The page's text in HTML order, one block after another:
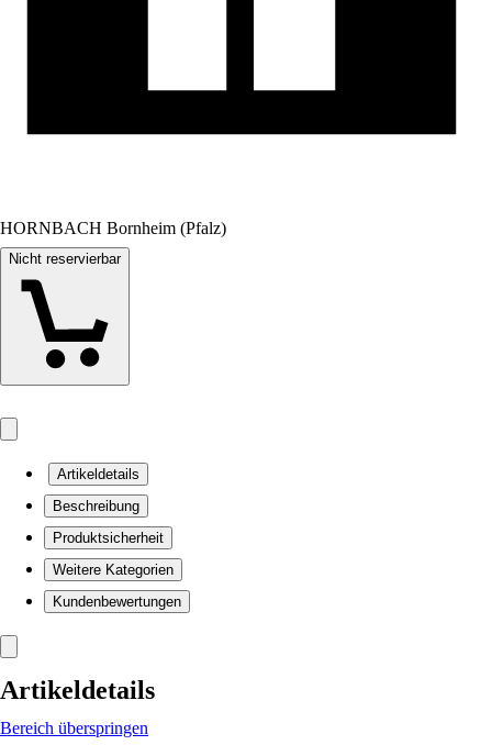
HORNBACH Bornheim (Pfalz)
Nicht reservierbar
Artikeldetails
Beschreibung
Produktsicherheit
Weitere Kategorien
Kundenbewertungen
Artikeldetails
Bereich überspringen